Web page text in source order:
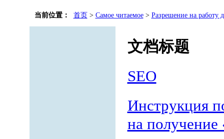
当前位置： 首页> Самое читаемое> Разрешение на работу
文档标题
SEO
Инструкция
на получение